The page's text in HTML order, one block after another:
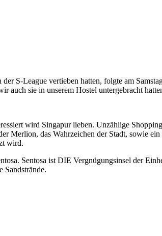
S-League vertieben hatten, folgte am
sie in unserem Hostel untergebracht
wird Singapur lieben. Unzählige
das Wahrzeichen der Stadt, sowie
wird.
Sentosa ist DIE Vergnügungsinsel der
Sandstrände.